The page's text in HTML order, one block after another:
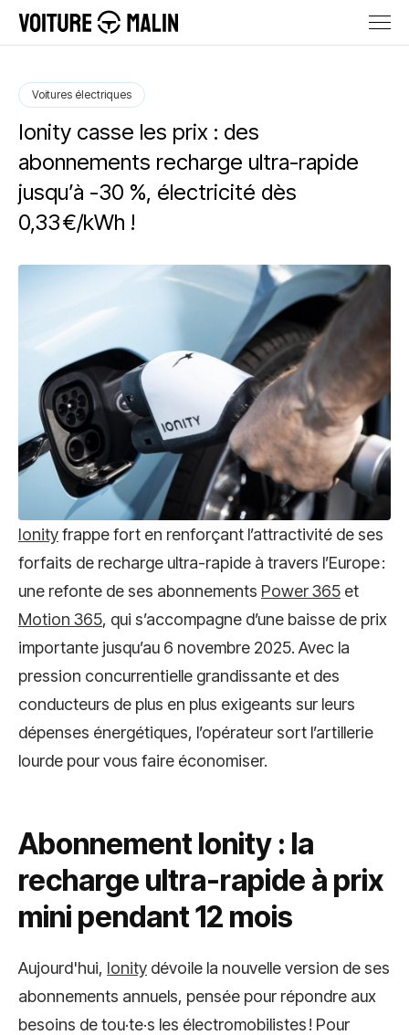
Voitures électriques
Ionity casse les prix : des
abonnements recharge ultra-rapide
jusqu’à -30 %, électricité dès
0,33 €/kWh !
Ionityfrappe fort en renforçant l’attractivité de ses
forfaits de recharge ultra-rapide à travers l’Europe :
une refonte de ses abonnements Power 365 et
Motion 365, qui s’accompagne d’une baisse de prix
importante jusqu’au 6 novembre 2025. Avec la
pression concurrentielle grandissante et des
conducteurs de plus en plus exigeants sur leurs
dépenses énergétiques, l’opérateur sort l’artillerie
lourde pour vous faire économiser.
Abonnement Ionity : la
recharge ultra-rapide à prix
mini pendant 12 mois
Aujourd'hui, Ionity dévoile la nouvelle version de ses
abonnements annuels, pensée pour répondre aux
besoins de tou·te·s les électromobilistes ! Pour